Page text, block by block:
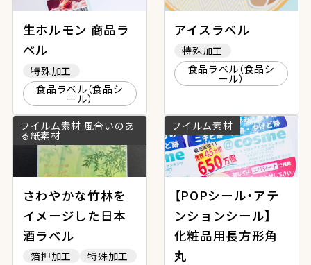
生ホルモン 商品ラ
ベル
特殊加工
食品ラベル（食品シ
ール）
アイスラベル
特殊加工
食品ラベル（食品シ
ール）
フイルム素材 風合いのあ
る紙素材
さわやかな竹林を
イメージした日本
酒ラベル
箔押加工
特殊加工
フイルム素材
【POPシール・アテ
ンションシール】
化粧品用長方形角
丸